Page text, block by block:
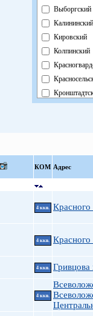
Выборгский
Калининский
Кировский
Колпинский
Павловский
Приморский
КOМ Адрес
4 ккв.
4 ккв.
4 ккв. Гривцова
4 ккв.